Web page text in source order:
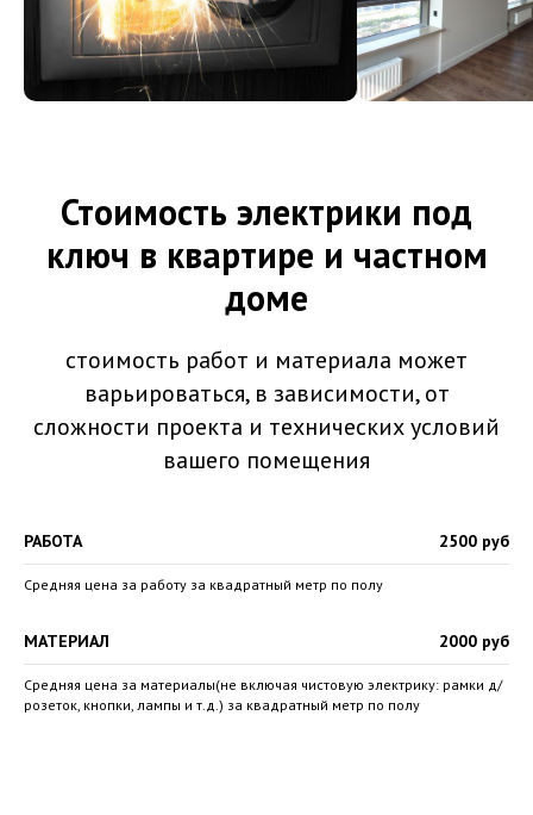
Стоимость электрики под
ключ в квартире и частном
доме
стоимость работ и материала может
варьироваться, в зависимости, от
сложности проекта и технических условий
вашего помещения
РАБОТА 2500 руб
Средняя цена за работу за квадратный метр по полу
МАТЕРИАЛ 2000 руб
Средняя цена за материалы(не включая чистовую электрику: рамки д/
розеток, кнопки, лампы и т.д.) за квадратный метр по полу